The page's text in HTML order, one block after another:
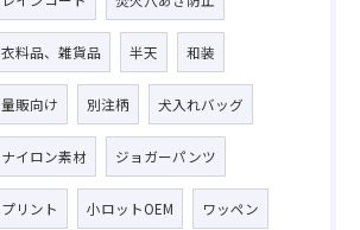
衣料品、雑貨品 半天 和装
量販向け 別注柄 犬入れバッグ
ナイロン素材 ジョガーパンツ
プリント 小ロットOEM ワッペン